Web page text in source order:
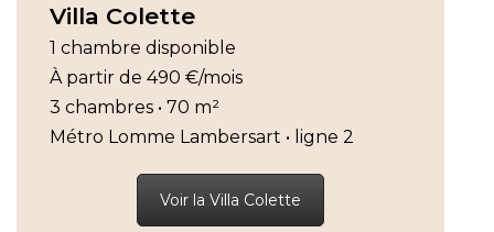
Villa Colette
1 chambre disponible
À partir de 490 €/mois
3 chambres • 70 m²
Métro Lomme Lambersart • ligne 2
Voir la Villa Colette